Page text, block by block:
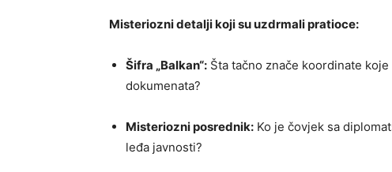
Misteriozni detalji koji su uzdrmali pratioce:
Šifra „Balkan“: Šta tačno znače koordinate
dokumenata?
Misteriozni posrednik: Ko je čovjek sa
leđa javnosti?